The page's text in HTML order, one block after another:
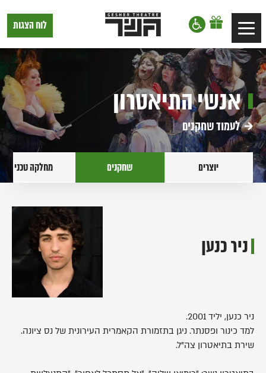
דלג לסרגל הניווט
דלג לתוכן
Toggle
navigation
תיאטרון
גשר,
בתל
אביב
לוח הצגות
אנשי התיאטרון
לעמוד שחקנים
יוצרים שחקנים מחלקה טכנית
ניר כנען
ניר כנען, יליד 2001.
למד כינור ופסנתר. ניגן בתזמורת הקאמרית העירונית של נס ציונה.
שירת בתיאטרון צה"ל.